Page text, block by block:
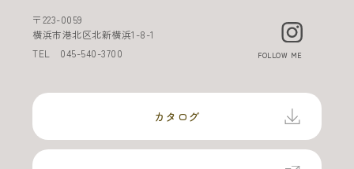
〒223-0059
横浜市港北区北新横浜1-8-1
TEL 045-540-3700 FOLLOW ME
カタログ